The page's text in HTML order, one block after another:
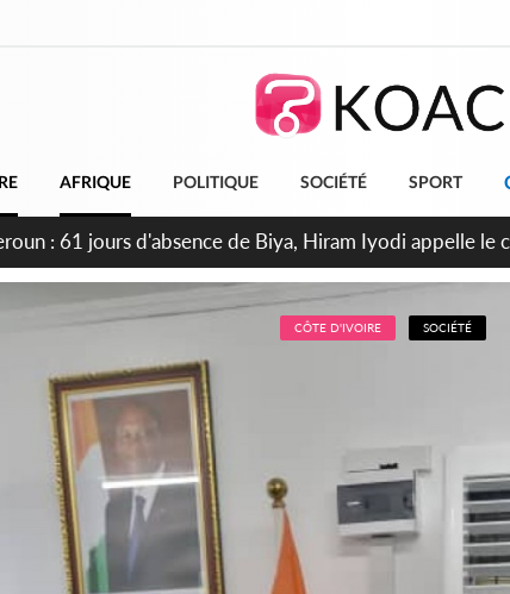
AFRIQUE POLITIQUE SOCIÉTÉ SPORT
: Fin de la pagaille au PDCI-RDA, Lessiehi bannit
CÔTE D'IVOIRE SOCIÉTÉ